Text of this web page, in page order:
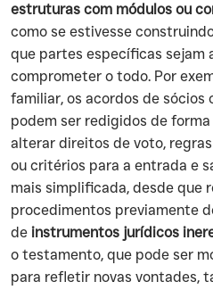
estruturas com módulos ou
como se estivesse
que partes específicas sejam
comprometer o todo. Por
familiar, os acordos de sócios
podem ser redigidos de
alterar direitos de voto,
ou critérios para a entrada e
mais simplificada, desde que
procedimentos previamente
de instrumentos jurídicos
o testamento, que pode ser
para refletir novas vontades,